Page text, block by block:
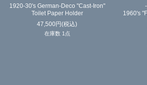
1920-30's German-Deco "Cast-Iron"
Toilet Paper Holder
47,500円(税込)
在庫数 1点
1960's